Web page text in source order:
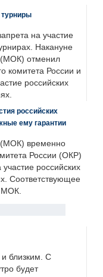
турниры
на участие
Накануне
(МОК) отменил
комитета России и
российских
российских
ему гарантии
(МОК) временно
России (ОКР)
российских
Соответствующее
МОК.
близким. С
будет